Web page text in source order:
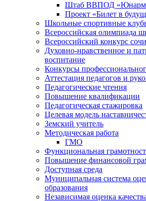
Штаб ВВПОД
Проект «Билет в
Школьные спортивные
Всероссийская олимпиада
Всероссийский конкурс
Духовно-нравственное и
воспитание
Конкурсы
Аттестация педагогов и
Педагогические чтения
Повышение квалификации
Педагогическая стажировка
Целевая модель
Земский учитель
Методическая работа
ГМО
Функциональная
Повышение финансовой
Доступная среда
Муниципальная система
образования
Независимая оценка